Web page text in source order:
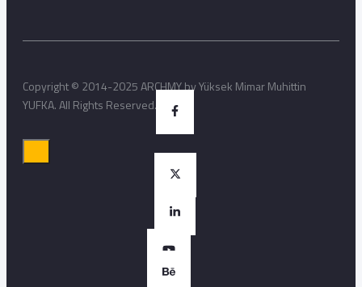
Copyright © 2014-2025 ARCHMY by Yüksek Mimar Muhittin
YUFKA. All Rights Reserved.